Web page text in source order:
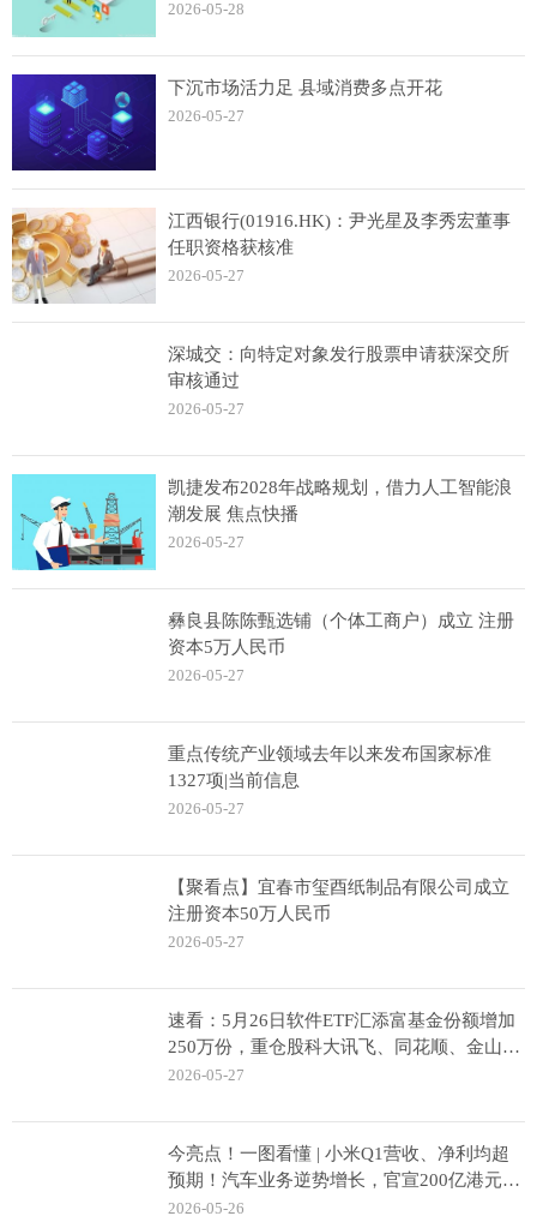
察
2026-05-28
下沉市场活力足 县域消费多点开花
2026-05-27
江西银行(01916.HK)：尹光星及李秀宏董事
任职资格获核准
2026-05-27
深城交：向特定对象发行股票申请获深交所
审核通过
2026-05-27
凯捷发布2028年战略规划，借力人工智能浪
潮发展 焦点快播
2026-05-27
彝良县陈陈甄选铺（个体工商户）成立 注册
资本5万人民币
2026-05-27
重点传统产业领域去年以来发布国家标准
1327项|当前信息
2026-05-27
【聚看点】宜春市玺酉纸制品有限公司成立
注册资本50万人民币
2026-05-27
速看：5月26日软件ETF汇添富基金份额增加
250万份，重仓股科大讯飞、同花顺、金山办
公
2026-05-27
今亮点！一图看懂 | 小米Q1营收、净利均超
预期！汽车业务逆势增长，官宣200亿港元回
购计划
2026-05-26